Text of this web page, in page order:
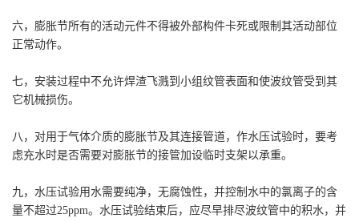
六，膨胀节所有的活动元件不得被外部构件卡死或限制其活动部位
正常动作。
七，安装过程中不允许焊渣飞溅到小组纹管表面和使波纹管受到其
它机械损伤。
八，对用于气体介质的膨胀节及其连接管道，作水压试验时，要考
虑充水时是否需要对膨胀节的接管加设临时支架以承重。
九，水压试验用水需要纯净，无腐蚀性，并控制水中的氯离子的含
量不超过25ppm。水压试验结束后，应尽早排尽波纹管中的积水，并